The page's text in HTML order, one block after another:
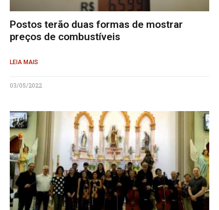
Postos terão duas formas de mostrar
preços de combustíveis
LEIA MAIS
03/05/2022